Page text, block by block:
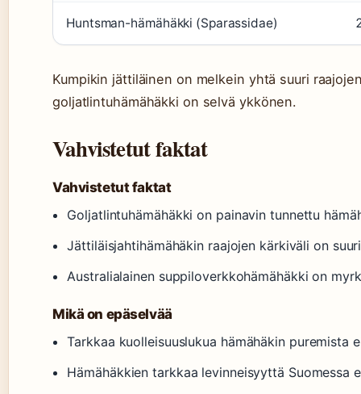
Huntsman-hämähäkki (Sparassidae)
Kumpikin jättiläinen on melkein yhtä suuri
goljatlintuhämähäkki on selvä ykkönen.
Vahvistetut faktat
Vahvistetut faktat
Goljatlintuhämähäkki on painavin tunnettu
Jättiläisjahtihämähäkin raajojen kärkiväli on
Australialainen suppiloverkkohämähäkki on
Mikä on epäselvää
Tarkkaa kuolleisuuslukua hämähäkin
Hämähäkkien tarkkaa levinneisyyttä Suomessa